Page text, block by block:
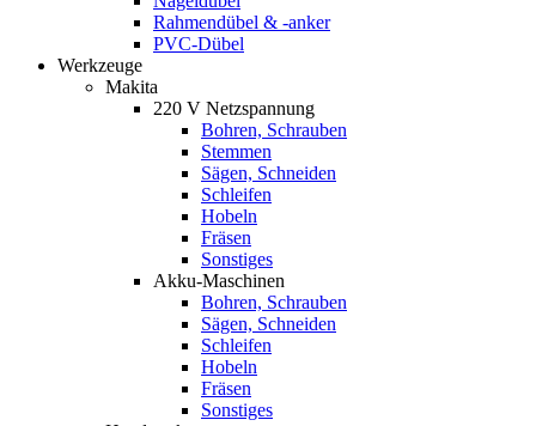
Rahmendübel & -anker
PVC-Dübel
Werkzeuge
Makita
220 V Netzspannung
Bohren, Schrauben
Stemmen
Sägen, Schneiden
Schleifen
Hobeln
Fräsen
Sonstiges
Akku-Maschinen
Bohren, Schrauben
Sägen, Schneiden
Schleifen
Hobeln
Fräsen
Sonstiges